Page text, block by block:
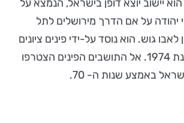
יישוב יוצא דופן בישראל, הנמצא על
על אם הדרך מירושלים לתל
לאבו גוש. הוא נוסד על-ידי פינים ציונים
אוהבי ישראל בשנת 1974. אל התושבים הפינים הצטרפו
באמצע שנות ה- 70.